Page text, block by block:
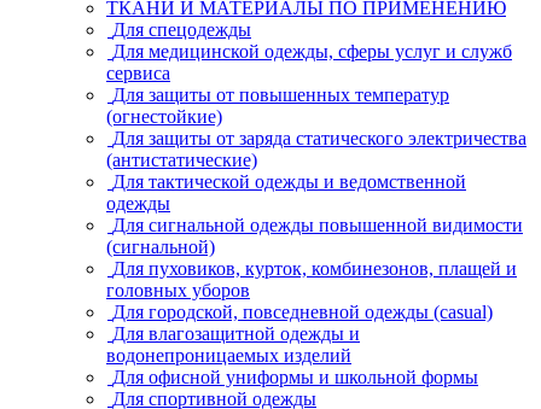
ТКАНИ И МАТЕРИАЛЫ ПО ПРИМЕНЕНИЮ
Для спецодежды
Для медицинской одежды, сферы услуг и служб
сервиса
Для защиты от повышенных температур
(огнестойкие)
Для защиты от заряда статического электричества
(антистатические)
Для тактической одежды и ведомственной
одежды
Для сигнальной одежды повышенной видимости
(сигнальной)
Для пуховиков, курток, комбинезонов, плащей и
головных уборов
Для городской, повседневной одежды (casual)
Для влагозащитной одежды и
водонепроницаемых изделий
Для офисной униформы и школьной формы
Для спортивной одежды